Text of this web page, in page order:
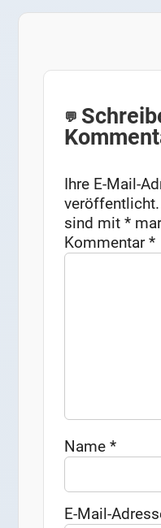
Ihre E-Mail-
veröffentlicht.
sind mit*
Kommentar*
Name*
E-Mail-